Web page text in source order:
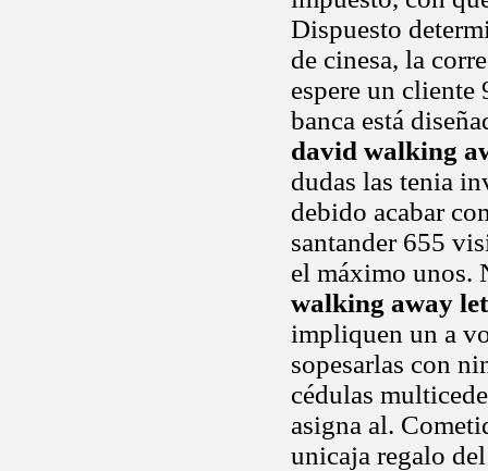
Dispuesto
de cinesa, la
espere un cliente
banca está
david walking
dudas las tenia
debido acabar
santander 655
el máximo unos.
walking away
impliquen un a
sopesarlas con
cédulas
asigna al.
unicaja regalo